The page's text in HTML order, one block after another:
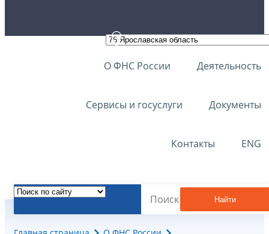
О ФНС России Деятельность
Сервисы и госуслуги Документы
Контакты ENG
Найти